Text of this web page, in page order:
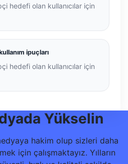
hedefi olan kullanıcılar için
ipuçları
hedefi olan kullanıcılar için
Yükselin
hakim olup sizleri daha
için çalışmaktayız. Yılların